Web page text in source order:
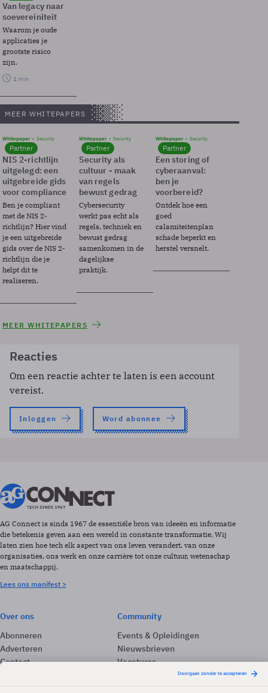
Van legacy naar
soevereiniteit
Waarom je oude
applicaties je
grootste risico
zijn.
1 min
MEER WHITEPAPERS
Whitepaper Security
Partner
NIS 2-richtlijn
uitgelegd: een
uitgebreide gids
voor compliance
Ben je compliant
met de NIS 2-
richtlijn? Hier vind
je een uitgebreide
gids over de NIS 2-
richtlijn die je
helpt dit te
realiseren.
Whitepaper Security
Partner
Security als
cultuur - maak
van regels
bewust gedrag
Cybersecurity
werkt pas echt als
regels, techniek en
bewust gedrag
samenkomen in de
dagelijkse
praktijk.
Whitepaper Security
Partner
Een storing of
cyberaanval:
ben je
voorbereid?
Ontdek hoe een
goed
calamiteitenplan
schade beperkt en
herstel versnelt.
MEER WHITEPAPERS
Reacties
Om een reactie achter te laten is een account
vereist.
Inloggen Word abonnee
AG Connect is sinds 1967 de essentiële bron van ideeën en informatie
die betekenis geven aan een wereld in constante transformatie. Wij
laten zien hoe tech elk aspect van ons leven verandert, van onze
organisaties, ons werk en onze carrière tot onze cultuur, wetenschap
en maatschappij.
Lees ons manifest >
Over ons
Abonneren
Adverteren
Contact
Community
Events & Opleidingen
Nieuwsbrieven
Vacatures